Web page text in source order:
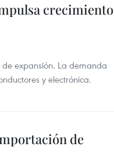
crecimiento
de expansión. La demanda
y electrónica.
de